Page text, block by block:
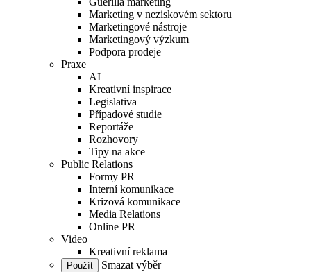
Marketing v neziskovém sektoru
Marketingové nástroje
Marketingový výzkum
Podpora prodeje
Praxe
AI
Kreativní inspirace
Legislativa
Případové studie
Reportáže
Rozhovory
Tipy na akce
Public Relations
Formy PR
Interní komunikace
Krizová komunikace
Media Relations
Online PR
Video
Kreativní reklama
Smazat výběr